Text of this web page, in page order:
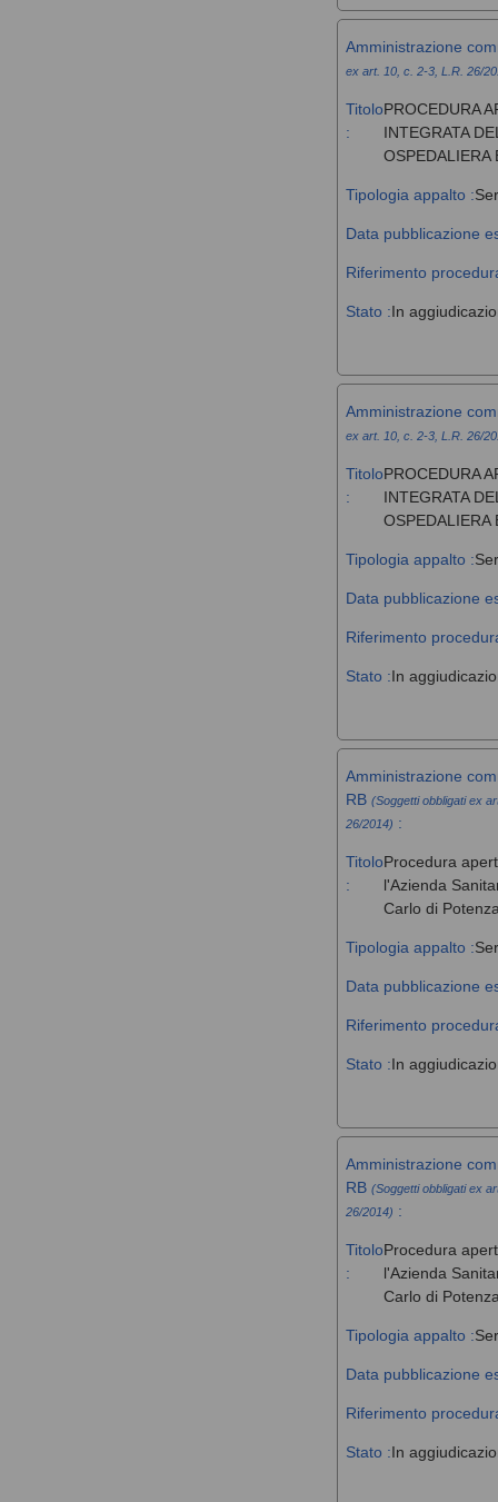
Amministrazione
ex art. 10, c. 2-3, L.R. 26/
Titolo
:
PROCEDURA
INTEGRATA
OSPEDALIERA
Tipologia appalto :
Data pubblicazione
Riferimento
Stato :In
Amministrazione
ex art. 10, c. 2-3, L.R. 26/
Titolo
:
PROCEDURA
INTEGRATA
OSPEDALIERA
Tipologia appalto :
Data pubblicazione
Riferimento
Stato :In
Amministrazione
RB (Soggetti obbligati ex
26/2014) :
Titolo
:
Procedura
l'Azienda
Carlo di
Tipologia appalto :
Data pubblicazione
Riferimento
Stato :In
Amministrazione
RB (Soggetti obbligati ex
26/2014) :
Titolo
:
Procedura
l'Azienda
Carlo di
Tipologia appalto :
Data pubblicazione
Riferimento
Stato :In